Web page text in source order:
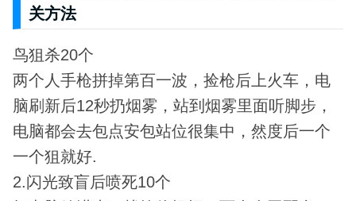
关方法
鸟狙杀20个
两个人手枪拼掉第百一波，捡枪后上火车，电
脑刷新后12秒扔烟雾，站到烟雾里面听脚步，
电脑都会去包点安包站位很集中，然度后一个
一个狙就好.
2.闪光致盲后喷死10个